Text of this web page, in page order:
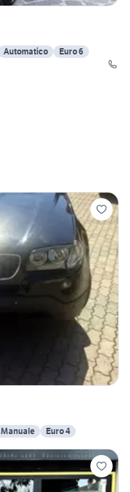
Automatico
Euro 6
Manuale Euro 4